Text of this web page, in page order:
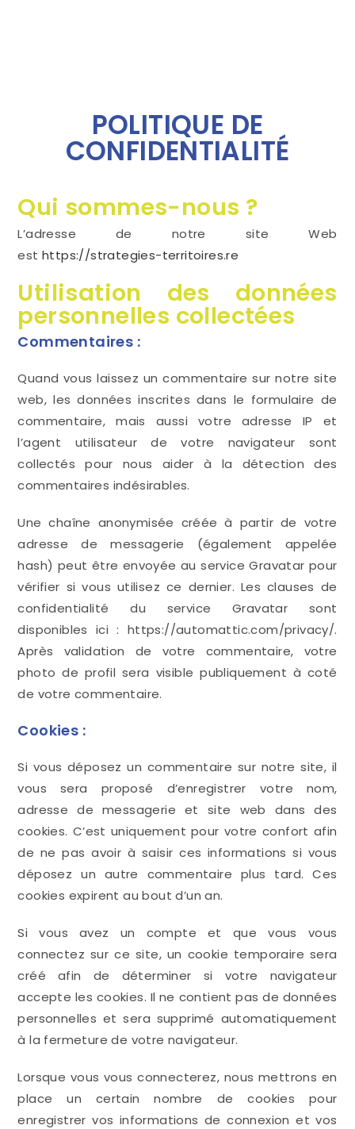
POLITIQUE DE
CONFIDENTIALITÉ
Qui sommes-nous ?
L’adresse de notre site Web
esthttps://strategies-territoires.re
Utilisation des données
personnelles collectées
Commentaires :
Quand vous laissez un commentaire sur notre site
web, les données inscrites dans le formulaire de
commentaire, mais aussi votre adresse IP et
l’agent utilisateur de votre navigateur sont
collectés pour nous aider à la détection des
commentaires indésirables.
Une chaîne anonymisée créée à partir de votre
adresse de messagerie (également appelée
hash) peut être envoyée au service Gravatar pour
vérifier si vous utilisez ce dernier. Les clauses de
confidentialité du service Gravatar sont
disponibles ici : https://automattic.com/privacy/.
Après validation de votre commentaire, votre
photo de profil sera visible publiquement à coté
de votre commentaire.
Cookies :
Si vous déposez un commentaire sur notre site, il
vous sera proposé d’enregistrer votre nom,
adresse de messagerie et site web dans des
cookies. C’est uniquement pour votre confort afin
de ne pas avoir à saisir ces informations si vous
déposez un autre commentaire plus tard. Ces
cookies expirent au bout d’un an.
Si vous avez un compte et que vous vous
connectez sur ce site, un cookie temporaire sera
créé afin de déterminer si votre navigateur
accepte les cookies. Il ne contient pas de données
personnelles et sera supprimé automatiquement
à la fermeture de votre navigateur.
Lorsque vous vous connecterez, nous mettrons en
place un certain nombre de cookies pour
enregistrer vos informations de connexion et vos